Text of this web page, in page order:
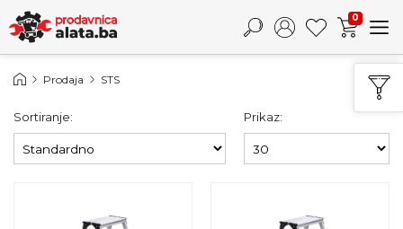
0
Prodaja STS
Sortiranje: Prikaz: